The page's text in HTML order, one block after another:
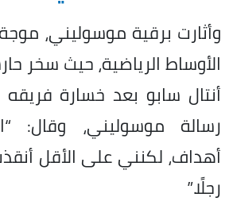
وأثارت برقية موسوليني،
الأوساط الرياضية، حيث سخر
رسالة موسوليني، وقال:
أهداف، لكنني على الأقل
رجلًا.”